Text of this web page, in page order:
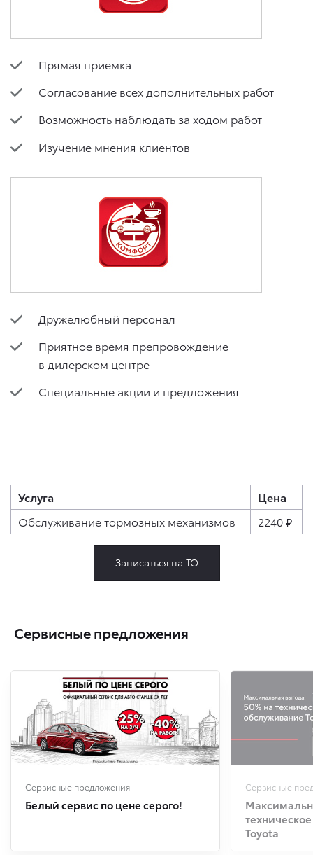
Прямая приемка
Согласование всех дополнительных работ
Возможность наблюдать за ходом работ
Изучение мнения клиентов
Дружелюбный персонал
Приятное время препровождение
в дилерском центре
Специальные акции и предложения
Услуга
Цена
Обслуживание тормозных механизмов
2240 ₽
Записаться на ТО
Сервисные предложения
Сервисные предложения
Белый сервис по цене серого!
Сервисные
Toyota